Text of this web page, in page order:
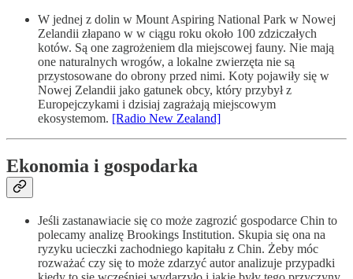
W jednej z dolin w Mount Aspiring National Park w Nowej
Zelandii złapano w w ciągu roku około 100 zdziczałych
kotów. Są one zagrożeniem dla miejscowej fauny. Nie mają
one naturalnych wrogów, a lokalne zwierzęta nie są
przystosowane do obrony przed nimi. Koty pojawiły się w
Nowej Zelandii jako gatunek obcy, który przybył z
Europejczykami i dzisiaj zagrażają miejscowym
ekosystemom. [Radio New Zealand]
Ekonomia i gospodarka
Jeśli zastanawiacie się co może zagrozić gospodarce Chin to
polecamy analizę Brookings Institution. Skupia się ona na
ryzyku ucieczki zachodniego kapitału z Chin. Żeby móc
rozważać czy się to może zdarzyć autor analizuje przypadki